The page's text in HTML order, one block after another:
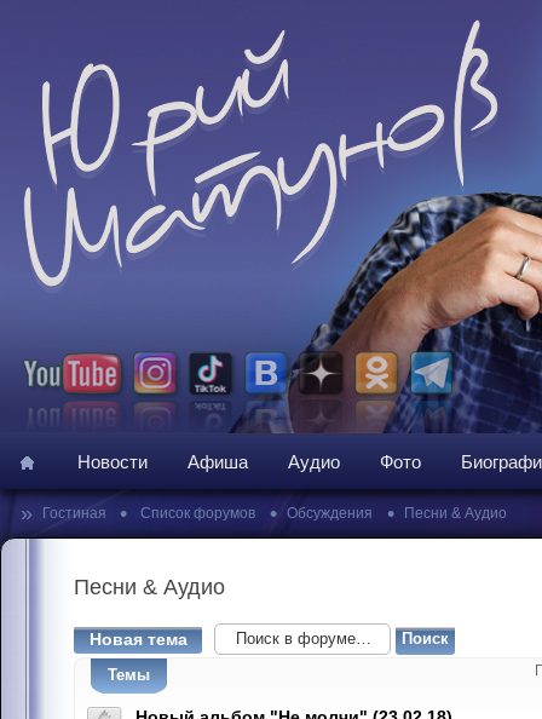
Новости Афиша Аудио Фото
» Гостиная • Список форумов • Обсуждения • Песни & Аудио
Песни & Аудио
Новая тема
Темы